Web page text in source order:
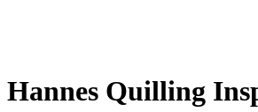
Hannes Quilling